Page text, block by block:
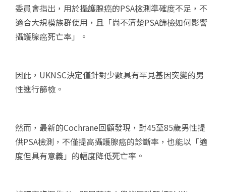
委員會指出，用於攝護腺癌的PSA檢測準確度不足，不
適合大規模族群使用，且「尚不清楚PSA篩檢如何影響
攝護腺癌死亡率」。
因此，UKNSC決定僅針對少數具有罕見基因突變的男
性進行篩檢。
然而，最新的Cochrane回顧發現，對45至85歲男性提
供PSA檢測，不僅提高攝護腺癌的診斷率，也能以「適
度但具有意義」的幅度降低死亡率。